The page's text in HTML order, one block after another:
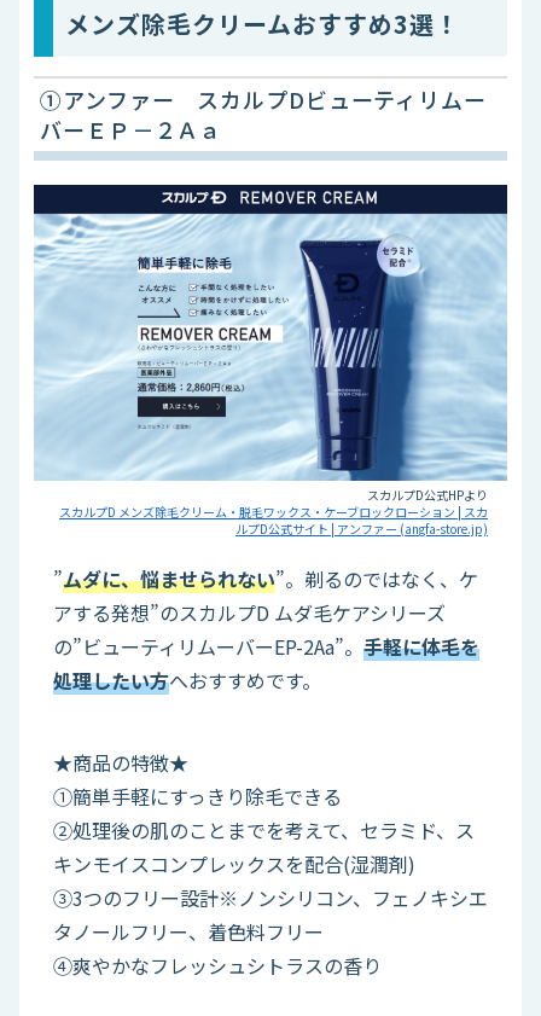
メンズ除毛クリームおすすめ3選！
①アンファー スカルプDビューティリムー
バーＥＰ－２Ａａ
スカルプD公式HPより
スカルプD メンズ除毛クリーム・脱毛ワックス・ケーブロックローション | スカ
ルプD公式サイト | アンファー (angfa-store.jp)
”ムダに、悩ませられない”。剃るのではなく、ケ
アする発想”のスカルプD ムダ毛ケアシリーズ
の”ビューティリムーバーEP-2Aa”。 手軽に体毛を
処理したい方へおすすめです。
★商品の特徴★
①簡単手軽にすっきり除毛できる
②処理後の肌のことまでを考えて、セラミド、ス
キンモイスコンプレックスを配合(湿潤剤)
③3つのフリー設計※ノンシリコン、フェノキシエ
タノールフリー、着色料フリー
④爽やかなフレッシュシトラスの香り